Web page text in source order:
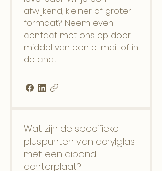
afwijkend, kleiner of groter
formaat? Neem even
contact met ons op door
middel van een e-mail of in
de chat.
Wat zijn de specifieke
pluspunten van acrylglas
met een dibond
achterplaat?